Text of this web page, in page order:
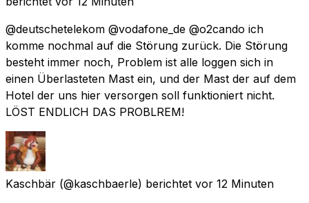
@deutschetelekom @vodafone_de @o2cando ich
komme nochmal auf die Störung zurück. Die Störung
besteht immer noch, Problem ist alle loggen sich in
einen Überlasteten Mast ein, und der Mast der auf dem
Hotel der uns hier versorgen soll funktioniert nicht.
LÖST ENDLICH DAS PROBLREM!
Kaschbär (@kaschbaerle) berichtet vor 12 Minuten